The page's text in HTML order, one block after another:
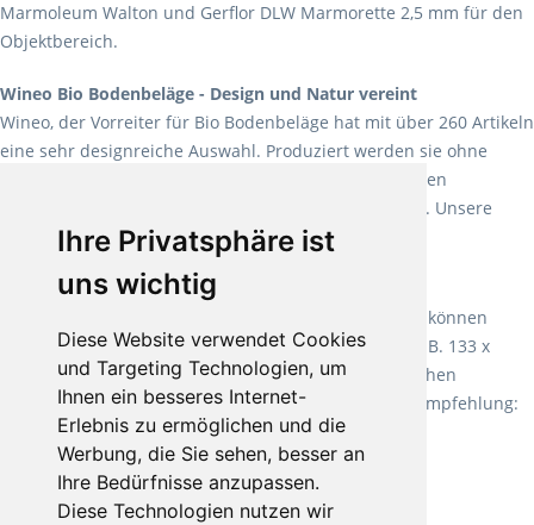
Ihre Privatsphäre ist
uns wichtig
Diese Website verwendet Cookies
und Targeting Technologien, um
Ihnen ein besseres Internet-
Erlebnis zu ermöglichen und die
Werbung, die Sie sehen, besser an
Ihre Bedürfnisse anzupassen.
Diese Technologien nutzen wir
Marmoleum Walton und Gerflor DLW Marmorette 2,5 mm für den
Objektbereich.
Wineo Bio Bodenbeläge - Design und Natur vereint
Wineo, der Vorreiter für Bio Bodenbeläge hat mit über 260 Artikeln
eine sehr designreiche Auswahl. Produziert werden sie ohne
Weichmacher und Lösungsmittel. Mit allen verfügbaren
Verlegearten ist er für jegliche Bauvorhaben attraktiv. Unsere
Empfehlung:Wineo 1000 Multi Layer XXL.
Teppiche für ein angenehmes Laufgefühl
machen es schon lange vor. Sie können
Teppich in Ihrem gewünschten Sondermaß kaufen, z.B. 133 x
60cm. Vor allem in Schlafzimmern aufgrund der weichen
Oberfläche ein sehr beliebter Zusatzboden. Unsere Empfehlung:
Fletco Fluffy und Fletco Hermelin